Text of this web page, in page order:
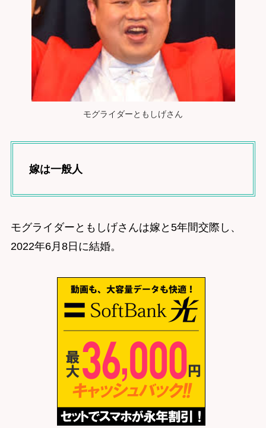
モグライダーともしげさん
嫁は一般人
モグライダーともしげさんは嫁と5年間交際し、
2022年6月8日に結婚。